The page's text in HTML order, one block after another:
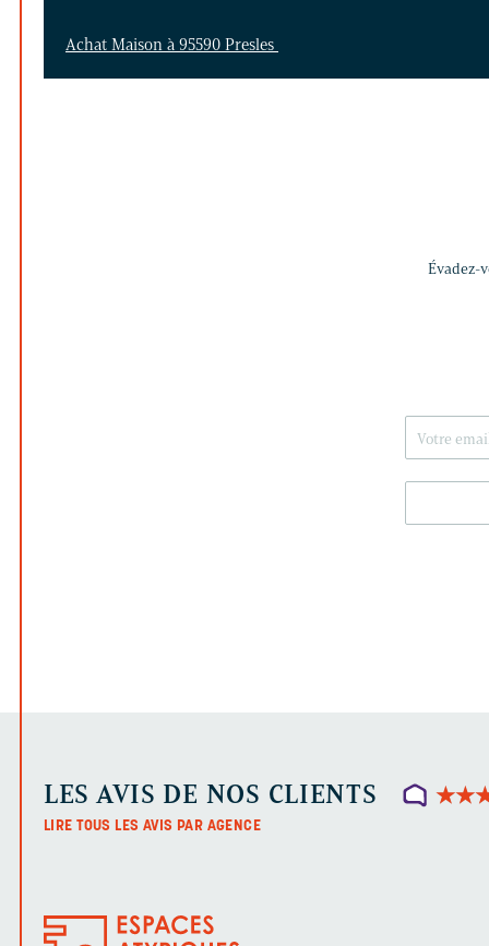
Achat Maison à 95590 Presles
Évadez-
LES AVIS DE NOS CLIENTS ★★
★★
LIRE TOUS LES AVIS PAR AGENCE